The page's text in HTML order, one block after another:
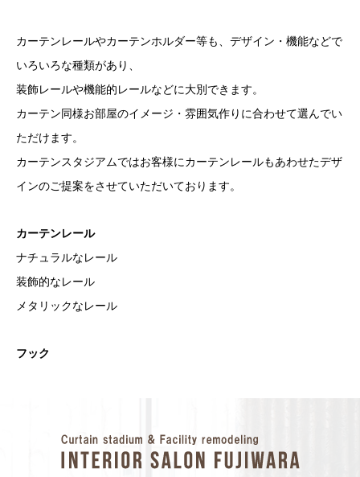
カーテンレールやカーテンホルダー等も、デザイン・機能などで
いろいろな種類があり、
装飾レールや機能的レールなどに大別できます。
カーテン同様お部屋のイメージ・雰囲気作りに合わせて選んでい
ただけます。
カーテンスタジアムではお客様にカーテンレールもあわせたデザ
インのご提案をさせていただいております。
カーテンレール
ナチュラルなレール
装飾的なレール
メタリックなレール
フック